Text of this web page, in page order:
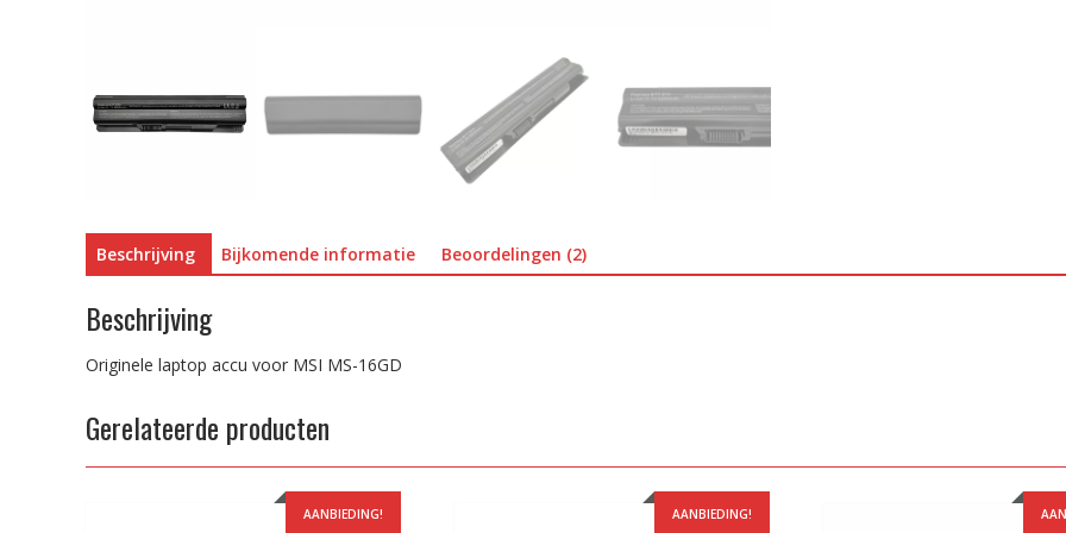
Beschrijving Bijkomende informatie Beoordelingen (2)
Beschrijving
Originele laptop accu voor MSI MS-16GD
Gerelateerde producten
AANBIEDING! AANBIEDING!